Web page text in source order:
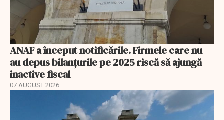
ANAF a început notificările. Firmele care nu
au depus bilanțurile pe 2025 riscă să ajungă
inactive fiscal
07 AUGUST 2026